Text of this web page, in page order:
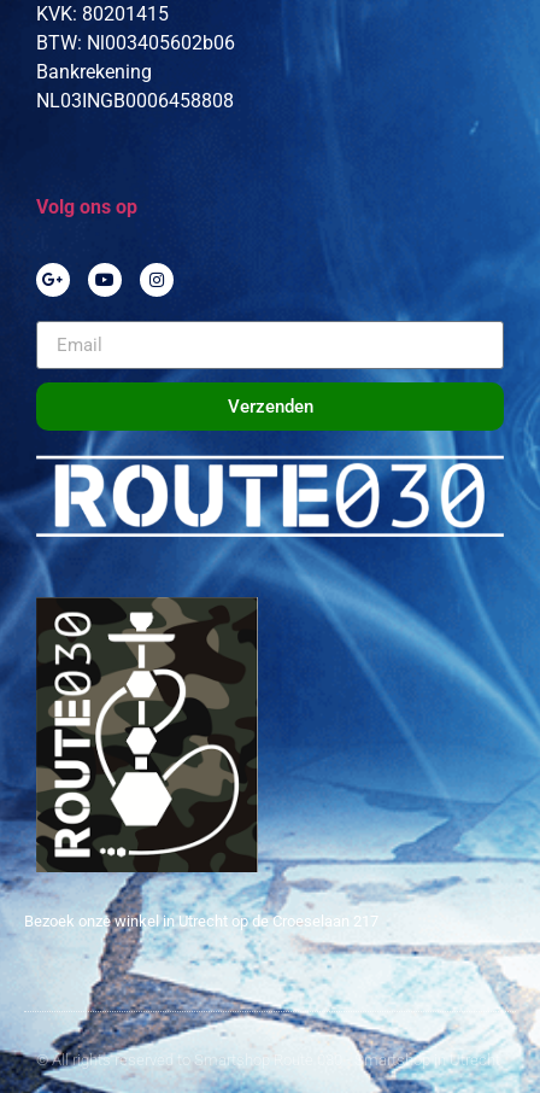
KVK: 80201415
BTW: Nl003405602b06
Bankrekening
NL03INGB0006458808
Volg ons op
Verzenden
Bezoek onze winkel in Utrecht op de Croeselaan 217
© All rights reserved to Smartshop Route 030 - Smartshop in Utrecht